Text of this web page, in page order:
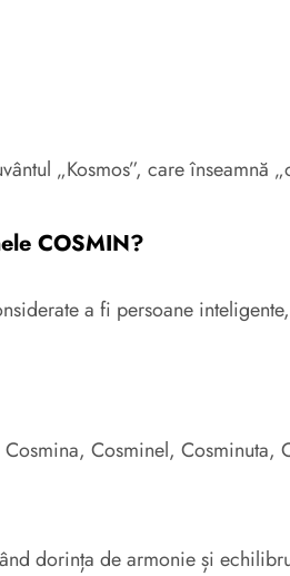
„Kosmos”, care înseamnă
COSMIN?
a fi persoane
Cosminel, Cosminuta,
dorința de armonie și